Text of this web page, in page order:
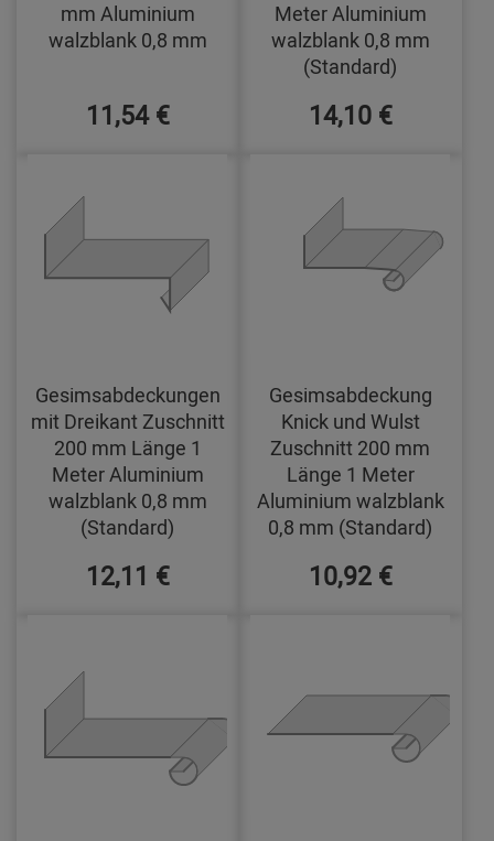
mm Aluminium
walzblank 0,8 mm
11,54 €
Meter Aluminium
walzblank 0,8 mm
(Standard)
14,10 €
Gesimsabdeckungen
mit Dreikant Zuschnitt
200 mm Länge 1
Meter Aluminium
walzblank 0,8 mm
(Standard)
12,11 €
Gesimsabdeckung
Knick und Wulst
Zuschnitt 200 mm
Länge 1 Meter
Aluminium walzblank
0,8 mm (Standard)
10,92 €